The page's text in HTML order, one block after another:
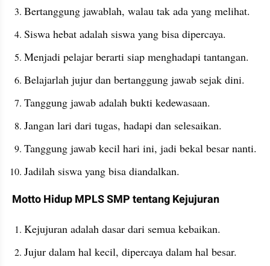
Bertanggung jawablah, walau tak ada yang melihat.
Siswa hebat adalah siswa yang bisa dipercaya.
Menjadi pelajar berarti siap menghadapi tantangan.
Belajarlah jujur dan bertanggung jawab sejak dini.
Tanggung jawab adalah bukti kedewasaan.
Jangan lari dari tugas, hadapi dan selesaikan.
Tanggung jawab kecil hari ini, jadi bekal besar nanti.
Jadilah siswa yang bisa diandalkan.
Motto Hidup MPLS SMP tentang Kejujuran
Kejujuran adalah dasar dari semua kebaikan.
Jujur dalam hal kecil, dipercaya dalam hal besar.